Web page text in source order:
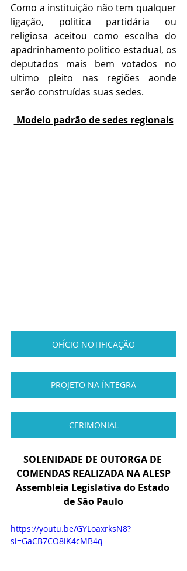
Como a instituição não tem qualquer
ligação, politica partidária ou
religiosa aceitou como escolha do
apadrinhamento politico estadual, os
deputados mais bem votados no
ultimo pleito nas regiões aonde
serão construídas suas sedes.
Modelo padrão de sedes regionais
OFÍCIO NOTIFICAÇÃO
PROJETO NA ÍNTEGRA
CERIMONIAL
SOLENIDADE DE OUTORGA DE
COMENDAS REALIZADA NA ALESP
Assembleia Legislativa do Estado
de São Paulo
https://youtu.be/GYLoaxrksN8?
si=GaCB7CO8iK4cMB4q